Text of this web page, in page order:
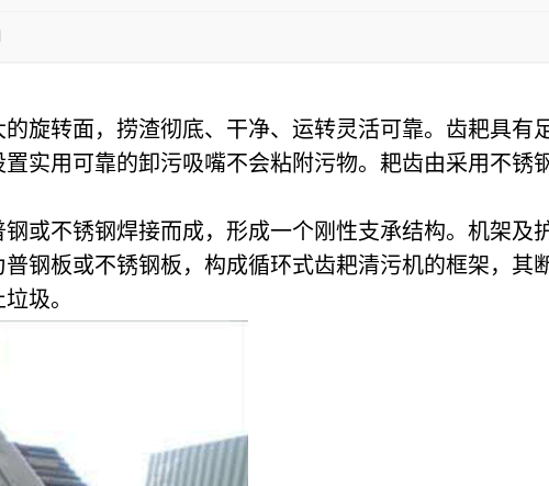
旋转面，捞渣彻底、干净、运转灵活可靠。齿耙具
实用可靠的卸污吸嘴不会粘附污物。耙齿由采用不锈
或不锈钢焊接而成，形成一个刚性支承结构。机架及
钢板或不锈钢板，构成循环式齿耙清污机的框架，
圾。